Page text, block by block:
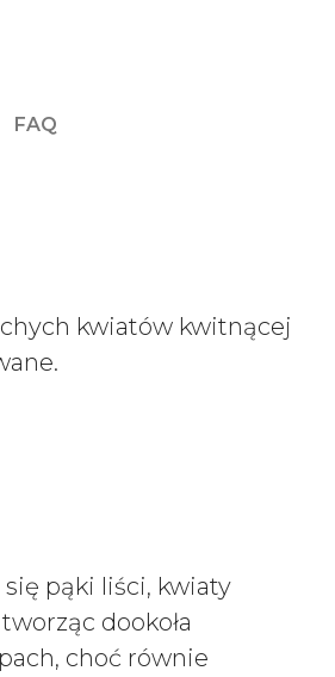
FAQ
kwiatów kwitnącej
pąki liści, kwiaty
dookoła
choć równie